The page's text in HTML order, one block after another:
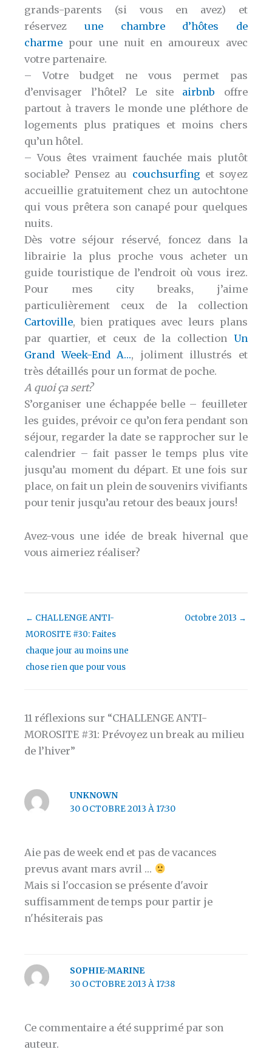
grands-parents (si vous en avez) et
réservez une chambre d’hôtes de
charme pour une nuit en amoureux avec
votre partenaire.
– Votre budget ne vous permet pas
d’envisager l’hôtel? Le site airbnb offre
partout à travers le monde une pléthore de
logements plus pratiques et moins chers
qu’un hôtel.
– Vous êtes vraiment fauchée mais plutôt
sociable? Pensez au couchsurfing et soyez
accueillie gratuitement chez un autochtone
qui vous prêtera son canapé pour quelques
nuits.
Dès votre séjour réservé, foncez dans la
librairie la plus proche vous acheter un
guide touristique de l’endroit où vous irez.
Pour mes city breaks, j’aime
particulièrement ceux de la collection
Cartoville, bien pratiques avec leurs plans
par quartier, et ceux de la collection Un
Grand Week-End A…, joliment illustrés et
très détaillés pour un format de poche.
A quoi ça sert?
S’organiser une échappée belle – feuilleter
les guides, prévoir ce qu’on fera pendant son
séjour, regarder la date se rapprocher sur le
calendrier – fait passer le temps plus vite
jusqu’au moment du départ. Et une fois sur
place, on fait un plein de souvenirs vivifiants
pour tenir jusqu’au retour des beaux jours!
Avez-vous une idée de break hivernal que
vous aimeriez réaliser?
← CHALLENGE ANTI-
MOROSITE #30: Faites
chaque jour au moins une
chose rien que pour vous
Octobre 2013 →
11 réflexions sur “CHALLENGE ANTI-
MOROSITE #31: Prévoyez un break au milieu
de l’hiver”
UNKNOWN
30 OCTOBRE 2013 À 17:30
Aie pas de week end et pas de vacances
prevus avant mars avril …
Mais si l'occasion se présente d'avoir
suffisamment de temps pour partir je
n'hésiterais pas
SOPHIE-MARINE
30 OCTOBRE 2013 À 17:38
Ce commentaire a été supprimé par son
auteur.